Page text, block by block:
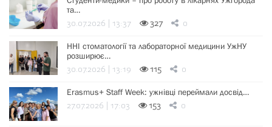
та…
30.07.2026 | 13:37 327 0
ННІ стоматології та лабораторної медицини УжНУ
розширює…
30.07.2026 | 13:19 115 0
Erasmus+ Staff Week: ужнівці переймали досвід…
27.07.2026 | 17:03 153 0